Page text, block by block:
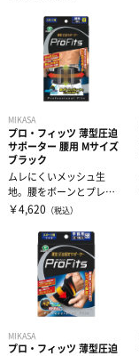
MIKASA
プロ・フィッツ 薄型圧迫
サポーター 腰用 Mサイズ
ブラック
ムレにくいメッシュ生
地。腰をボーンとプレー
トでしっかりサポート。
￥4,620 （税込）
MIKASA
プロ・フィッツ 薄型圧迫